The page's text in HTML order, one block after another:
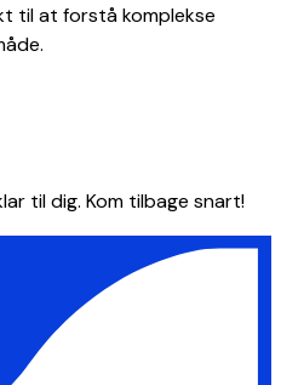
til at forstå komplekse
til dig. Kom tilbage snart!